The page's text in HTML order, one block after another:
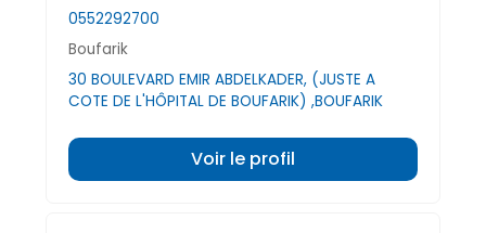
0552292700
Boufarik
30 BOULEVARD EMIR ABDELKADER, (JUSTE A
COTE DE L'HÔPITAL DE BOUFARIK) ,BOUFARIK
Voir le profil